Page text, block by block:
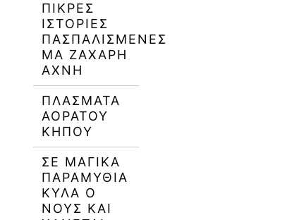
ΠΙΚΡΈΣ
ΙΣΤΟΡΊΕΣ
ΠΑΣΠΑΛΙΣΜΈΝΕΣ
ΜΑ ΖΆΧΑΡΗ
ΆΧΝΗ
ΠΛΑΣΜΑΤΑ
ΑΟΡΑΤΟΥ
ΚΗΠΟΥ
ΣΕ ΜΑΓΙΚΆ
ΠΑΡΑΜΎΘΙΑ
ΚΥΛΆ Ο
ΝΟΥΣ ΚΑΙ